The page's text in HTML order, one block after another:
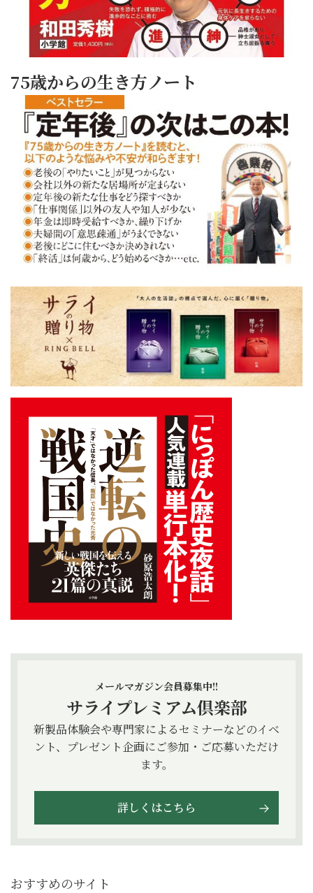
75歳からの生き方ノート
メールマガジン会員募集中!!
サライプレミアム倶楽部
新製品体験会や専門家によるセミナーなどのイベ
ント、プレゼント企画にご参加・ご応募いただけ
ます。
詳しくはこちら
おすすめのサイト